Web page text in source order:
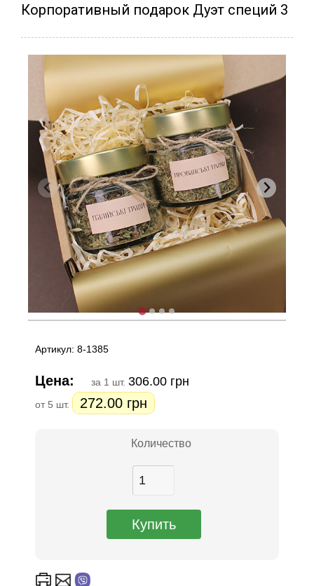
Корпоративный подарок Дуэт специй 3
Артикул: 8-1385
Цена: за 1 шт. 306.00 грн
от 5 шт. 272.00 грн
Количество